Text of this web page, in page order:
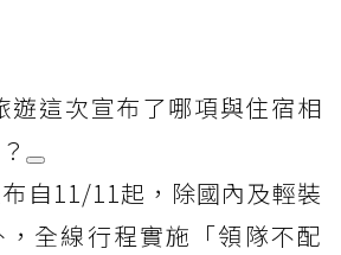
遊這次宣布了哪項與住宿相
自11/11起，除國內及輕裝
全線行程實施「領隊不配